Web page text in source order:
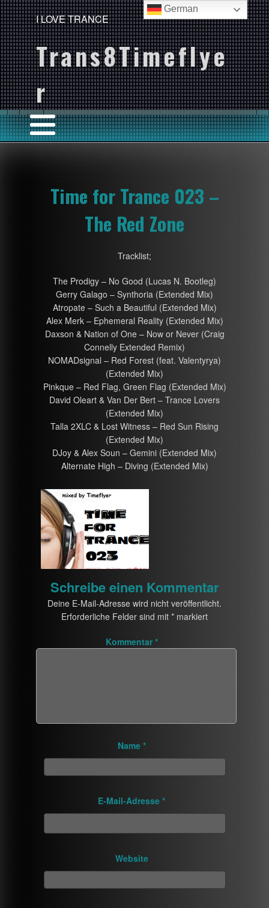
I LOVE TRANCE
Trans8Timeflye
r
Time for Trance 023 –
The Red Zone
Tracklist;
The Prodigy – No Good (Lucas N. Bootleg)
Gerry Galago – Synthoria (Extended Mix)
Atropate – Such a Beautiful (Extended Mix)
Alex Merk – Ephemeral Reality (Extended Mix)
Daxson & Nation of One – Now or Never (Craig
Connelly Extended Remix)
NOMADsignal – Red Forest (feat. Valentyrya)
(Extended Mix)
Pinkque – Red Flag, Green Flag (Extended Mix)
David Oleart & Van Der Bert – Trance Lovers
(Extended Mix)
Talla 2XLC & Lost Witness – Red Sun Rising
(Extended Mix)
DJoy & Alex Soun – Gemini (Extended Mix)
Alternate High – Diving (Extended Mix)
Schreibe einen Kommentar
Deine E-Mail-Adresse wird nicht veröffentlicht.
Erforderliche Felder sind mit * markiert
Kommentar *
Name *
E-Mail-Adresse *
Website
German